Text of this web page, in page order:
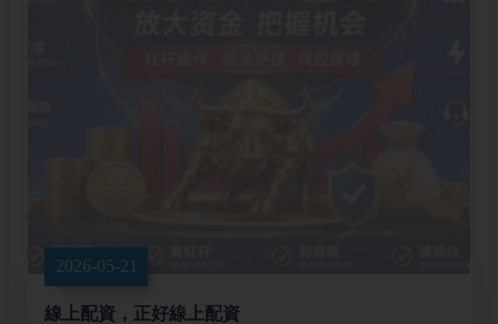
2026-05-21
線上配資，正好線上配資